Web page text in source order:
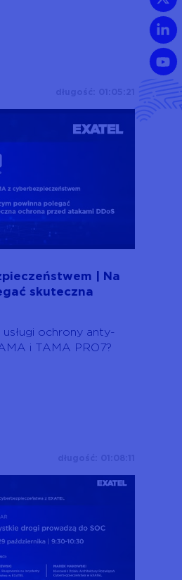
| Na
skuteczna
usługi ochrony anty-
i TAMA PRO7?